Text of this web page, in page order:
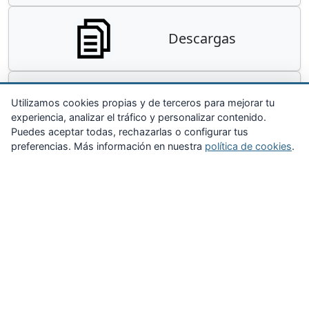
Descargas
Contacta
Utilizamos cookies propias y de terceros para mejorar tu
experiencia, analizar el tráfico y personalizar contenido.
Puedes aceptar todas, rechazarlas o configurar tus
preferencias. Más información en nuestra política de cookies.